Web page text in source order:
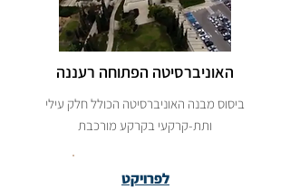
האוניברסיטה הפתוחה רעננה
ביסוס מבנה האוניברסיטה הכולל חלק עילי
ותת-קרקעי בקרקע מורכבת
לפרויקט